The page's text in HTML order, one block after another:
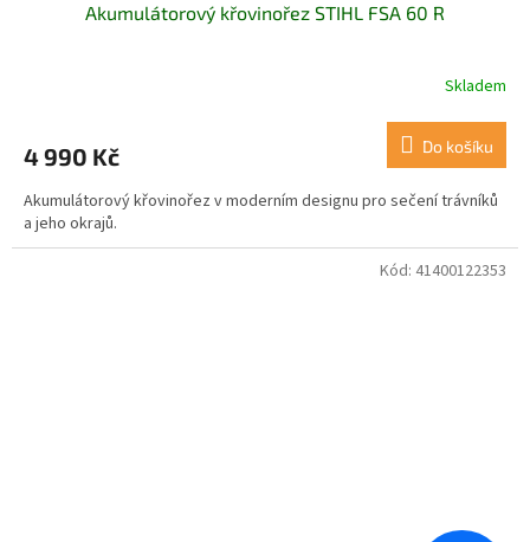
Akumulátorový křovinořez STIHL FSA 60 R
Skladem
4 990 Kč Do košíku
Akumulátorový křovinořez v moderním designu pro sečení trávníků
a jeho okrajů.
Kód: 41400122353